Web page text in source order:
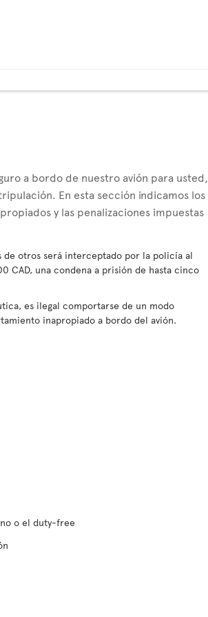
a bordo de nuestro avión para usted,
En esta sección indicamos los
y las penalizaciones impuestas
de otros será interceptado por la policía al
CAD, una condena a prisión de hasta cinco
es ilegal comportarse de un modo
inapropiado a bordo del avión.
o el duty-free